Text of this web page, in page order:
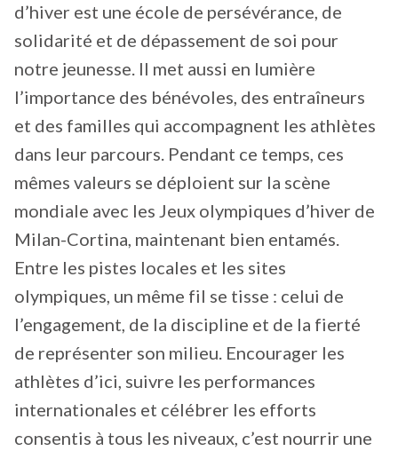
d’hiver est une école de persévérance, de
solidarité et de dépassement de soi pour
notre jeunesse. Il met aussi en lumière
l’importance des bénévoles, des entraîneurs
et des familles qui accompagnent les athlètes
dans leur parcours. Pendant ce temps, ces
mêmes valeurs se déploient sur la scène
mondiale avec les Jeux olympiques d’hiver de
Milan-Cortina, maintenant bien entamés.
Entre les pistes locales et les sites
olympiques, un même fil se tisse : celui de
l’engagement, de la discipline et de la fierté
de représenter son milieu. Encourager les
athlètes d’ici, suivre les performances
internationales et célébrer les efforts
consentis à tous les niveaux, c’est nourrir une